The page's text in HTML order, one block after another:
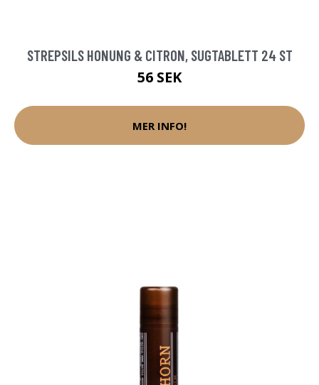
STREPSILS HONUNG & CITRON, SUGTABLETT 24 ST
56 SEK
MER INFO!